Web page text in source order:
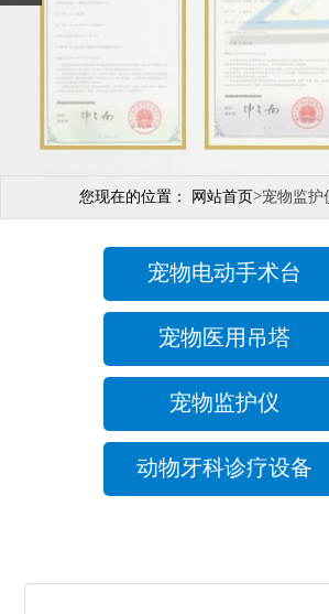
您现在的位置： 网站首页>宠物监护
宠物电动手术台
宠物医用吊塔
宠物监护仪
动物牙科诊疗设备